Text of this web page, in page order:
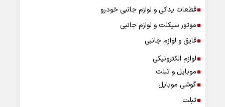
قطعات یدکی و لوازم جانبی خودرو
موتور سیکلت و لوازم جانبی
قایق و لوازم جانبی
لوازم الکترونیکی
موبایل و تبلت
گوشی موبایل
تبلت